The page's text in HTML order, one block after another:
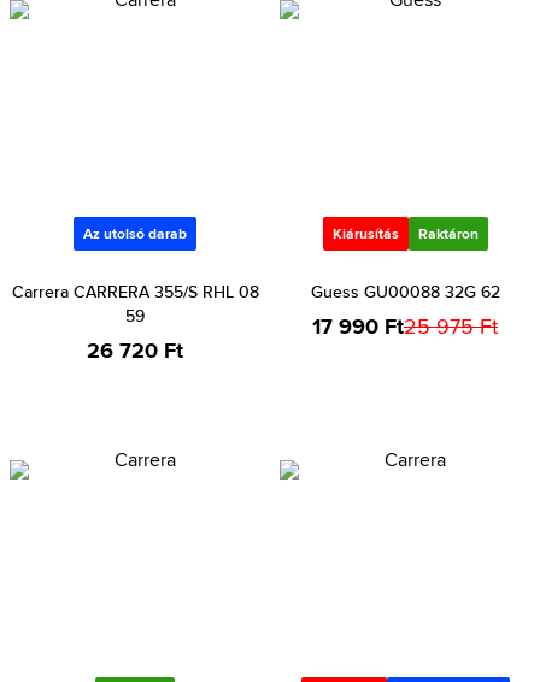
Az utolsó darab
Carrera CARRERA 355/S RHL 08
59
26 720 Ft
Kiárusítás Raktáron
Guess GU00088 32G 62
17 990 Ft25 975 Ft